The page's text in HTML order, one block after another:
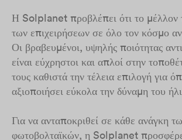
Η Solplanet προβλέπει ότι το μέλλον
των επιχειρήσεων σε όλο τον κόσμο
Οι βραβευμένοι, υψηλής ποιότητας
είναι εύχρηστοι και απλοί στην
τους καθιστά την τέλεια επιλογή για
αξιοποιήσει εύκολα την δύναμη του
Για να ανταποκριθεί σε κάθε ανάγκη
φωτοβολταϊκών, η Solplanet